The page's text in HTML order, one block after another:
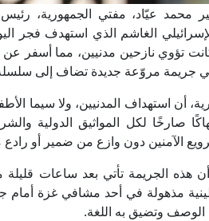
محمد عيّاد، مفتي الجمهورية، رئيس
الغاشم الذي استهدف فجر
كانت تؤوي نازحين مدنيين، مما أسفر
جريمة مروّعة جديدة تضاف إلى سلسلة
أن استهداف المدنيين، ولا سيما
صارخًا لكل المواثيق
الآمنين دون وازع من ضمير أو
هذه الجريمة تأتي بعد ساعات
مذهولة في أحد مشافي غزة أمام
وتضيق به اللغة.